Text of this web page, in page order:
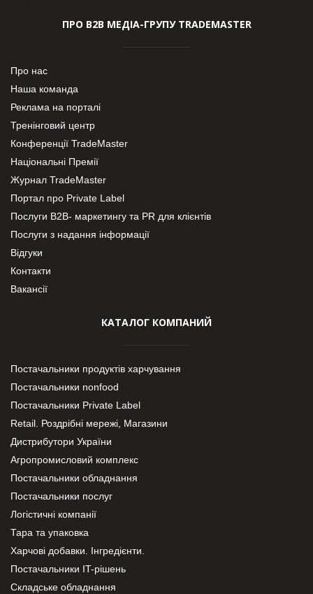
ПРО В2В МЕДІА-ГРУПУ TRADEMASTER
Про нас
Наша команда
Реклама на порталі
Тренінговий центр
Конференції TradeMaster
Національні Премії
Журнал TradeMaster
Портал про Private Label
Послуги В2В- маркетингу та PR для клієнтів
Послуги з надання інформації
Відгуки
Контакти
Вакансії
КАТАЛОГ КОМПАНИЙ
Постачальники продуктів харчування
Постачальники nonfood
Постачальники Private Label
Retail. Роздрібні мережі, Магазини
Дистрибутори України
Агропромисловий комплекс
Постачальники обладнання
Постачальники послуг
Логістичні компанії
Тара та упаковка
Харчові добавки. Інгредієнти.
Постачальники IT-рішень
Складське обладнання